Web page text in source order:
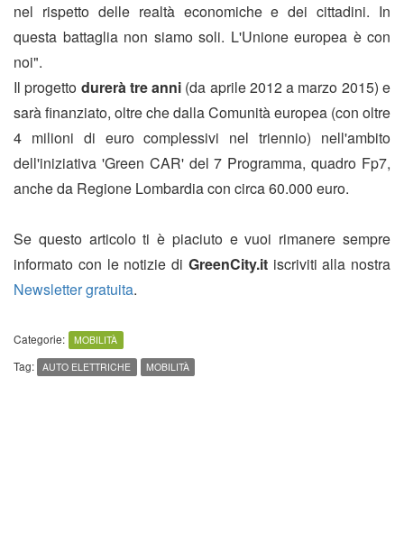
nel rispetto delle realtà economiche e dei cittadini. In
questa battaglia non siamo soli. L'Unione europea è con
noi".
Il progetto durerà tre anni (da aprile 2012 a marzo 2015) e
sarà finanziato, oltre che dalla Comunità europea (con oltre
4 milioni di euro complessivi nel triennio) nell'ambito
dell'iniziativa 'Green CAR' del 7 Programma, quadro Fp7,
anche da Regione Lombardia con circa 60.000 euro.
Se questo articolo ti è piaciuto e vuoi rimanere sempre
informato con le notizie di GreenCity.itiscriviti alla nostra
Newsletter gratuita.
Categorie: MOBILITÀ
Tag: AUTO ELETTRICHE MOBILITÀ